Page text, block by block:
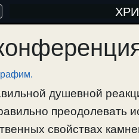
душевной
преодолевать
свойствах